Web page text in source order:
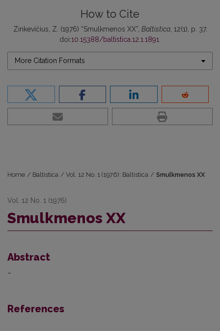
How to Cite
Zinkevičius, Z. (1976) “Smulkmenos XX”, Baltistica, 12(1), p. 37.
doi:10.15388/baltistica.12.1.1891
More Citation Formats
Home / Baltistica / Vol. 12 No. 1 (1976): Baltistica / Smulkmenos XX
Vol. 12 No. 1 (1976)
Smulkmenos XX
Abstract
–
References